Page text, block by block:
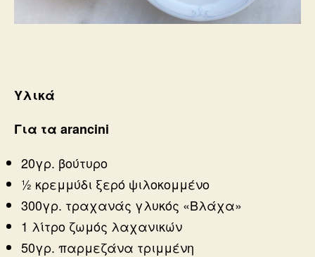
Υλικά
Για τα arancini
20γρ. βούτυρο
½ κρεμμύδι ξερό ψιλοκομμένο
300γρ. τραχανάς γλυκός «Βλάχα»
1 λίτρο ζωμός λαχανικών
50γρ. παρμεζάνα τριμμένη